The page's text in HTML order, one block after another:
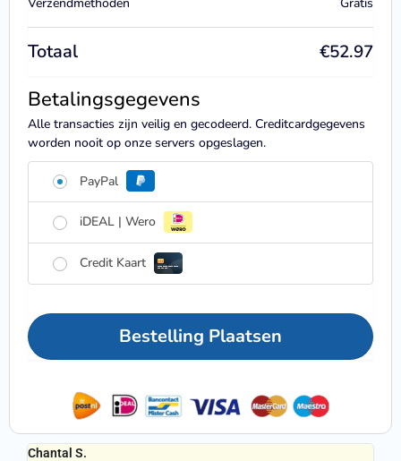
Totaal €52.97
Betalingsgegevens
Alle transacties zijn veilig en gecodeerd. Creditcardgegevens
worden nooit op onze servers opgeslagen.
PayPal
iDEAL | Wero
Credit Kaart
Bestelling Plaatsen
Chantal S.